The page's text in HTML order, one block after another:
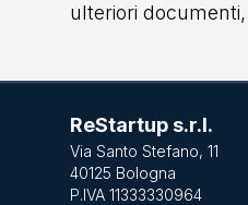
ulteriori
ReStartup s.r.l.
Via Santo Stefano, 11
40125 Bologna
P.IVA 11333330964